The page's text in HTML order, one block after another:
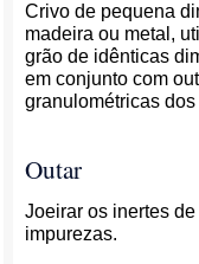
Crivo de pequena
madeira ou metal,
grão de idênticas
em conjunto com
granulométricas dos
Outar
Joeirar os inertes
impurezas.